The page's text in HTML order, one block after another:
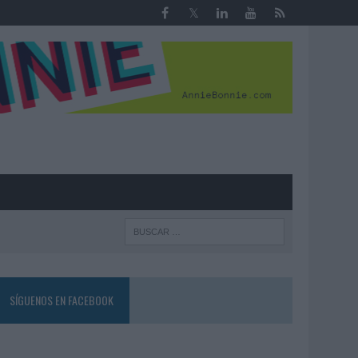
SÍGUENOS EN FACEBOOK